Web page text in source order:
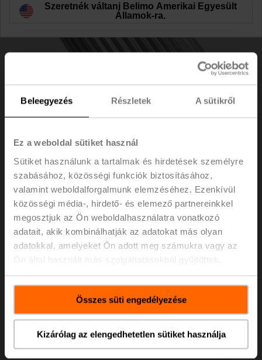
Beleegyezés Részletek A sütikről
Ez a weboldal sütiket használ
Sütiket használunk a tartalmak és hirdetések személyre
szabásához, közösségi funkciók biztosításához,
valamint weboldalforgalmunk elemzéséhez. Ezenkívül
közösségi média-, hirdető- és elemező partnereinkkel
megosztjuk az Ön weboldalhasználatra vonatkozó
adatait, akik kombinálhatják az adatokat más olyan
adatokkal, amelyeket Ön adott meg számukra vagy az
Ön által használt más szolgáltatásokból gyűjtöttek.
Összes süti engedélyezése
Kizárólag az elengedhetetlen sütiket használja
ZPV-10
Alakzáró adapter, négyszögletes, 10x10x57 mm
(HxSZxM), SR..P..-R-hez
Listaár
Hozzáadás a
bevásárlókosárhoz
projektlistához
Megosztás
Szeretnék váltani Belimo Amerikai Egyesült
Államok-ra.